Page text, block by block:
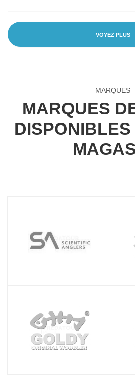
VOYEZ PLUS
MARQUES
MARQUES